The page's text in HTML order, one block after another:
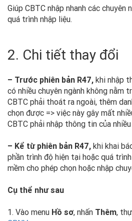
Giúp CBTC nhập nhanh các chuyên
quá trình nhập liệu.
2. Chi tiết thay đổi
– Trước phiên bản R47, khi nhập
có nhiều chuyên ngành không nằm
CBTC phải thoát ra ngoài, thêm
chọn được => việc này gây mất
CBTC phải nhập thông tin của nhiều
– Kể từ phiên bản R47, khi khai
phần trình độ hiện tại hoặc quá
mềm cho phép chọn hoặc nhập
Cụ thể như sau
1. Vào menu Hồ sơ, nhấn Thêm,